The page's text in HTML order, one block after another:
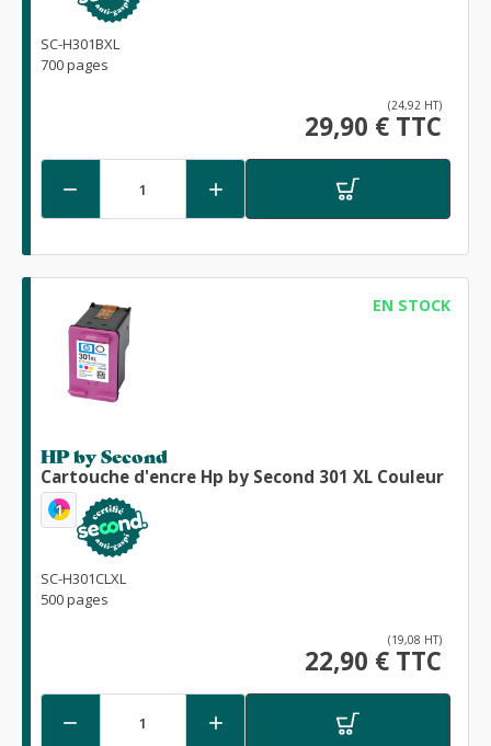
SC-H301BXL
700 pages
(24,92 HT)
29,90 € TTC
 
EN STOCK
HP by Second
Cartouche d'encre Hp by Second 301 XL Couleur
1
SC-H301CLXL
500 pages
(19,08 HT)
22,90 € TTC
 